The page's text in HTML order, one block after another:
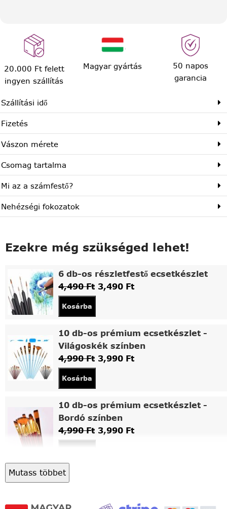
20.000 Ft felett
ingyen szállítás
Magyar gyártás
50 napos
garancia
Szállítási idő
Fizetés
Vászon mérete
Csomag tartalma
Mi az a számfestő?
Nehézségi fokozatok
Ezekre még szükséged lehet!
6 db-os részletfestő ecsetkészlet
4,490Ft 3,490 Ft
Kosárba
10 db-os prémium ecsetkészlet -
Világoskék színben
4,990Ft 3,990 Ft
Kosárba
10 db-os prémium ecsetkészlet -
Bordó színben
4,990Ft 3,990 Ft
Asztali fa festőállvány
Mutass többet